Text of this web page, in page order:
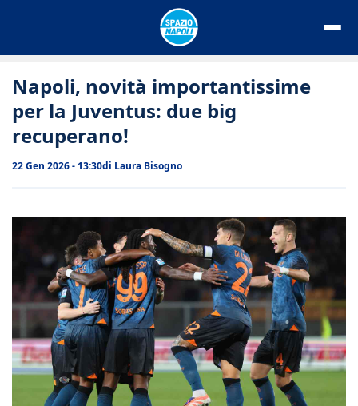
Napoli, novità importantissime
per la Juventus: due big
recuperano!
22 Gen 2026 - 13:30di Laura Bisogno